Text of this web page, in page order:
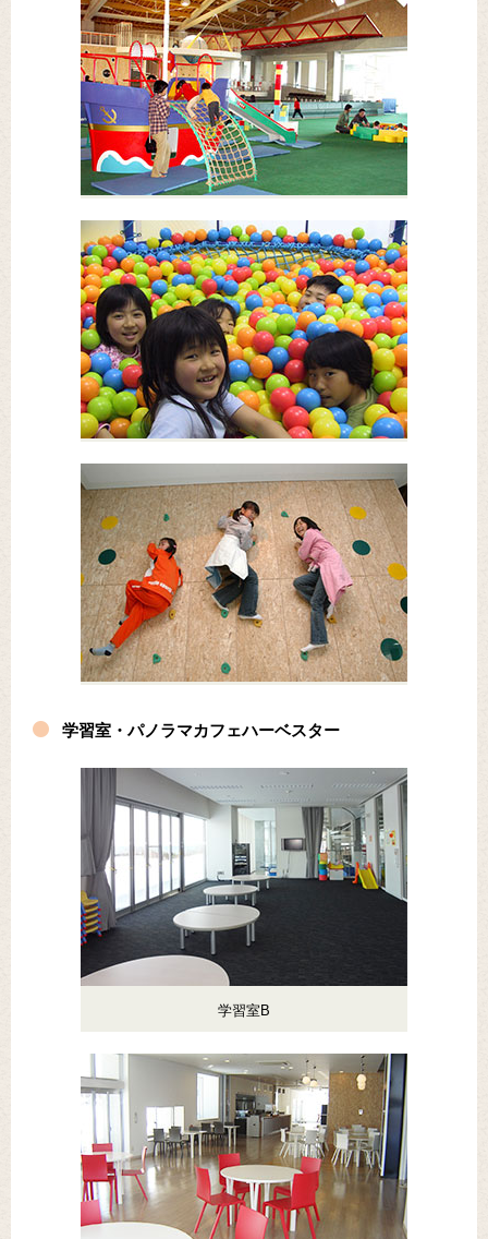
学習室・パノラマカフェハーベスター
学習室B